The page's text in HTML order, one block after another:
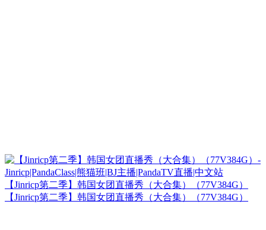
【Jinricp第二季】韩国女团直播秀（大合集）（77V384G）
【Jinricp第二季】韩国女团直播秀（大合集）（77V384G）